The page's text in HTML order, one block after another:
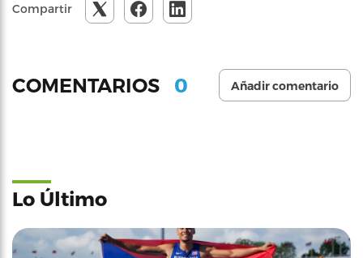
Compartir
COMENTARIOS 0 Añadir comentario
Lo Último